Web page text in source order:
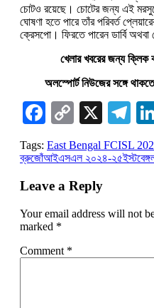
চোটও রয়েছে। চোটের জন্য এই
ঘোষণা হতে পারে তাঁর পরিবর্ত
ক্রেসপো। ফিরতে পারেন ডার্বি অথবা
খেলার খবরের জন্য
অলস্পোর্ট নিউজের সঙ্গে
Facebook
Copy
Link
X
Tags: East Bengal FCISL
ব্রুজোঁআইএসএল ২০২৪-২৫
Leave a Reply
Your email address will not
marked *
Comment *